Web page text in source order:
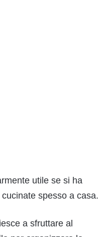
utile se si ha
spesso a casa.
a sfruttare al